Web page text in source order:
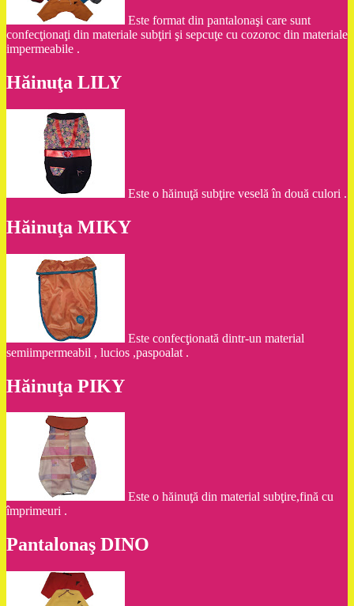
Este format din pantalonaşi care sunt
confecţionaţi din materiale subţiri şi sepcuţe cu cozoroc din materiale
impermeabile .
Hăinuţa LILY
Este o hăinuţă subţire veselă în două culori .
Hăinuţa MIKY
Este confecţionată dintr-un material
semiimpermeabil , lucios ,paspoalat .
Hăinuţa PIKY
Este o hăinuţă din material subţire,fină cu
împrimeuri .
Pantalonaş DINO